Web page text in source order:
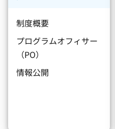
制度概要
プログラムオフィサー
（PO）
情報公開